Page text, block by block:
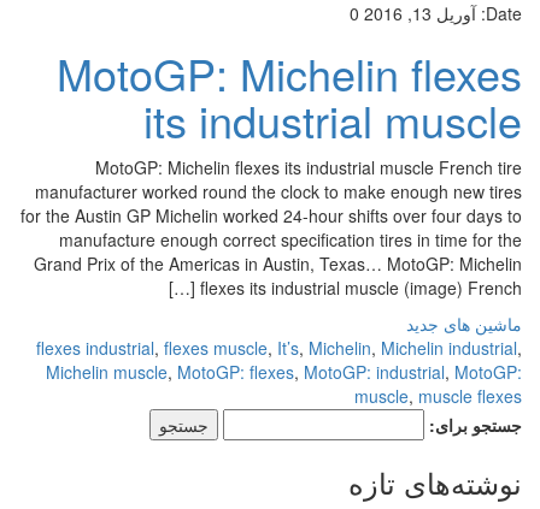
Date: آوریل 13, 2016 0
MotoGP: Michelin flexes
its industrial muscle
MotoGP: Michelin flexes its industrial muscle French tire
manufacturer worked round the clock to make enough new tires
for the Austin GP Michelin worked 24-hour shifts over four days to
manufacture enough correct specification tires in time for the
Grand Prix of the Americas in Austin, Texas… MotoGP: Michelin
flexes its industrial muscle (image) French […]
ماشین های جدید
flexes industrial,flexes muscle,It’s,Michelin,Michelin industrial
Michelin muscle,MotoGP: flexes,MotoGP: industrial,MotoGP:
muscle,muscle flexes
جستجو برای:
نوشته‌های تازه